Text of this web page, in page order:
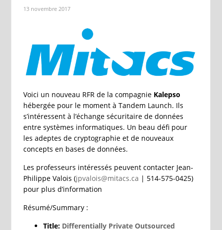
13 novembre 2017
Voici un nouveau RFR de la compagnie Kalepso
hébergée pour le moment à Tandem Launch. Ils
s’intéressent à l’échange sécuritaire de données
entre systèmes informatiques. Un beau défi pour
les adeptes de cryptographie et de nouveaux
concepts en bases de données.
Les professeurs intéressés peuvent contacter Jean-
Philippe Valois (jpvalois@mitacs.ca | 514-575-0425)
pour plus d’information
Résumé/Summary :
Title: Differentially Private Outsourced